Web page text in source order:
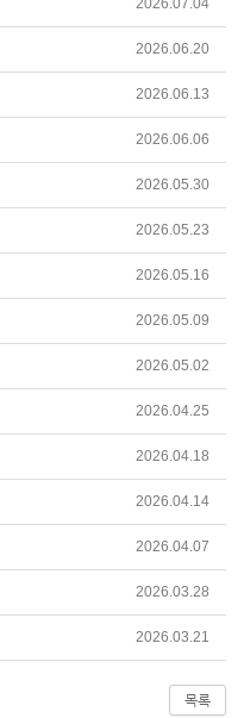
2026.07.04
2026.06.20
2026.06.13
2026.06.06
2026.05.30
2026.05.23
2026.05.16
2026.05.09
2026.05.02
2026.04.25
2026.04.18
2026.04.14
2026.04.07
2026.03.28
2026.03.21
목록